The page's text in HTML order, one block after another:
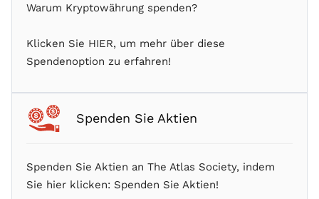
Warum Kryptowährung spenden?
Klicken Sie HIER, um mehr über diese
Spendenoption zu erfahren!
Spenden Sie Aktien
Spenden Sie Aktien an The Atlas Society, indem
Sie hier klicken: Spenden Sie Aktien!